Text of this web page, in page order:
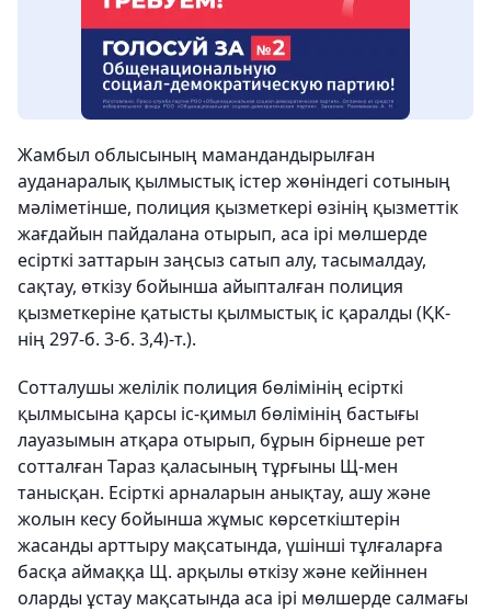
Жамбыл облысының мамандандырылған
ауданаралық қылмыстық істер жөніндегі сотының
мәліметінше, полиция қызметкері өзінің қызметтік
жағдайын пайдалана отырып, аса ірі мөлшерде
есірткі заттарын заңсыз сатып алу, тасымалдау,
сақтау, өткізу бойынша айыпталған полиция
қызметкеріне қатысты қылмыстық іс қаралды (ҚК-
нің 297-б. 3-б. 3,4)-т.).
Сотталушы желілік полиция бөлімінің есірткі
қылмысына қарсы іс-қимыл бөлімінің бастығы
лауазымын атқара отырып, бұрын бірнеше рет
сотталған Тараз қаласының тұрғыны Щ-мен
танысқан. Есірткі арналарын анықтау, ашу және
жолын кесу бойынша жұмыс көрсеткіштерін
жасанды арттыру мақсатында, үшінші тұлғаларға
басқа аймаққа Щ. арқылы өткізу және кейіннен
оларды ұстау мақсатында аса ірі мөлшерде салмағы